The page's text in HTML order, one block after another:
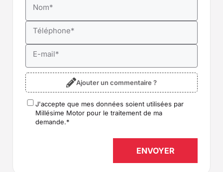
Nom*
Téléphone*
E-mail*
Ajouter un commentaire ?
RGPD*
J'accepte que mes données soient utilisées par
Millésime Motor pour le traitement de ma
demande.*